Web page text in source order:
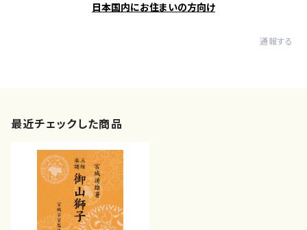
日本国内にお住まいの方向け
通報する
最近チェックした商品